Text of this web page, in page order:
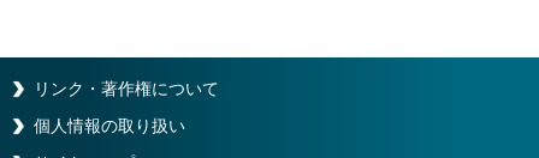
リンク・著作権について
個人情報の取り扱い